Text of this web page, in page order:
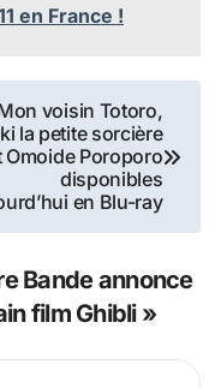
en France !
voisin Totoro,
la petite sorcière
Omoide Poroporo
disponibles
en Blu-ray
Bande annonce
film Ghibli »